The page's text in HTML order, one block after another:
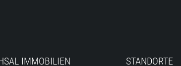
IMMOBILIEN STANDORTE